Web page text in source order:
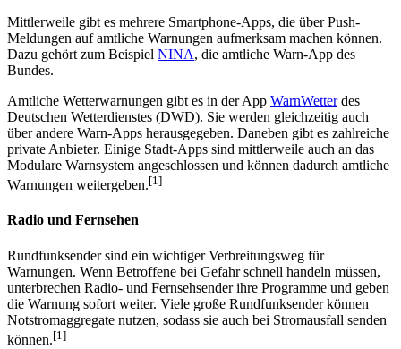
Mittlerweile gibt es mehrere Smartphone-Apps, die über Push-
Meldungen auf amtliche Warnungen aufmerksam machen können.
Dazu gehört zum Beispiel NINA, die amtliche Warn-App des
Bundes.
Amtliche Wetterwarnungen gibt es in der App WarnWetterdes
Deutschen Wetterdienstes (DWD). Sie werden gleichzeitig auch
über andere Warn-Apps herausgegeben. Daneben gibt es zahlreiche
private Anbieter. Einige Stadt-Apps sind mittlerweile auch an das
Modulare Warnsystem angeschlossen und können dadurch amtliche
Warnungen weitergeben.[1]
Radio und Fernsehen
Rundfunksender sind ein wichtiger Verbreitungsweg für
Warnungen. Wenn Betroffene bei Gefahr schnell handeln müssen,
unterbrechen Radio- und Fernsehsender ihre Programme und geben
die Warnung sofort weiter. Viele große Rundfunksender können
Notstromaggregate nutzen, sodass sie auch bei Stromausfall senden
können.[1]